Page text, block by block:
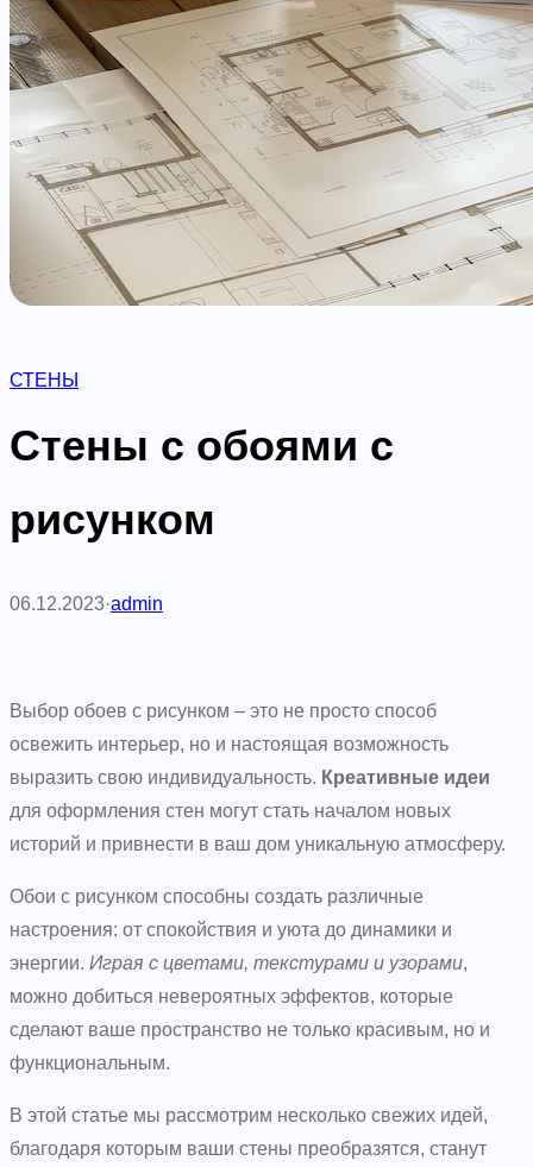
СТЕНЫ
Стены с обоями с
рисунком
06.12.2023·admin
Выбор обоев с рисунком – это не просто способ
освежить интерьер, но и настоящая возможность
выразить свою индивидуальность. Креативные идеи
для оформления стен могут стать началом новых
историй и привнести в ваш дом уникальную атмосферу.
Обои с рисунком способны создать различные
настроения: от спокойствия и уюта до динамики и
энергии. Играя с цветами, текстурами и узорами,
можно добиться невероятных эффектов, которые
сделают ваше пространство не только красивым, но и
функциональным.
В этой статье мы рассмотрим несколько свежих идей,
благодаря которым ваши стены преобразятся, станут